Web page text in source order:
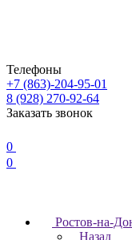
Телефоны
+7 (863)-204-95-01
8 (928) 270-92-64
Заказать звонок
0
0
Ростов-на-
Назад